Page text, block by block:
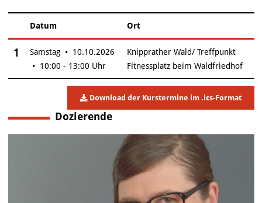
Insgesamt gibt es 1 Termine zum diesen Kurs
–
Datum Ort
1
Samstag • 10.10.2026
• 10:00 - 13:00 Uhr
Knipprather Wald/ Treffpunkt
Fitnessplatz beim Waldfriedhof
Download der Kurstermine im .ics-Format
Dozierende